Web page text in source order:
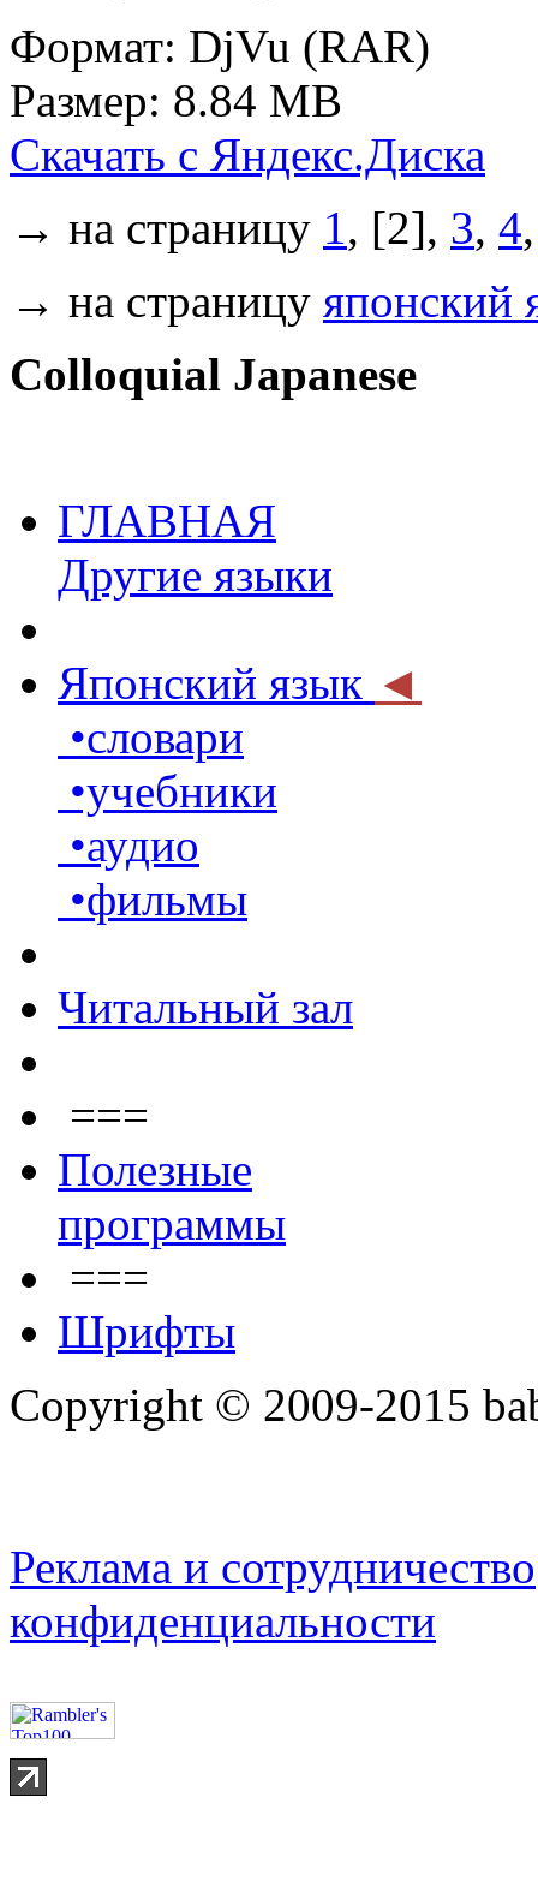
Формат: DjVu (RAR)
Размер: 8.84 MB
Скачать с Яндекс.Диска
→ на страницу 1, [2], 3, 4
→ на страницу японский
Colloquial Japanese
ГЛАВНАЯ
Другие языки
Японский язык ◄
•словари
•учебники
•аудио
•фильмы
Читальный зал
===
Полезные
программы
===
Шрифты
Copyright © 2009-2015
Реклама и сотрудничество
конфиденциальности